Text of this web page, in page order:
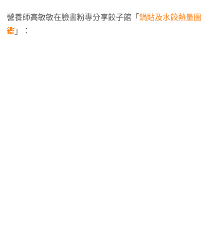
營養師高敏敏在臉書粉專分享餃子館「 鍋貼及水餃熱量圖
鑑 」：